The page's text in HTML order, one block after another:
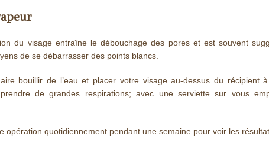
du visage entraîne le débouchage des pores et est souvent
de se débarrasser des points blancs.
bouillir de l’eau et placer votre visage au-dessus du récipient
de grandes respirations; avec une serviette sur vous
opération quotidiennement pendant une semaine pour voir les